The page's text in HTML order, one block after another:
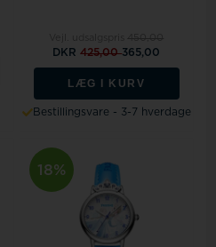
DKR425,00365,00
LÆG I KURV
Bestillingsvare - 3-7 hverdage
18%